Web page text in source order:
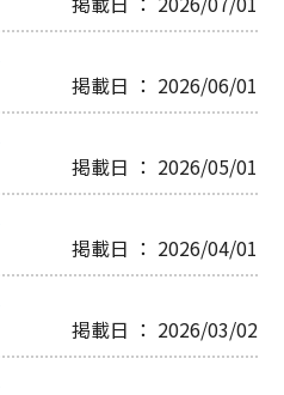
掲載日 ： 2026/06/01
掲載日 ： 2026/05/01
掲載日 ： 2026/04/01
掲載日 ： 2026/03/02